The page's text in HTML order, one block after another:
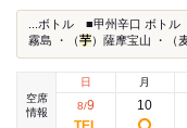
...ボトル ■甲州辛口 ボト
霧島 ・（芋）薩摩宝山 ・（
空席
情報
日
8/9
月
10